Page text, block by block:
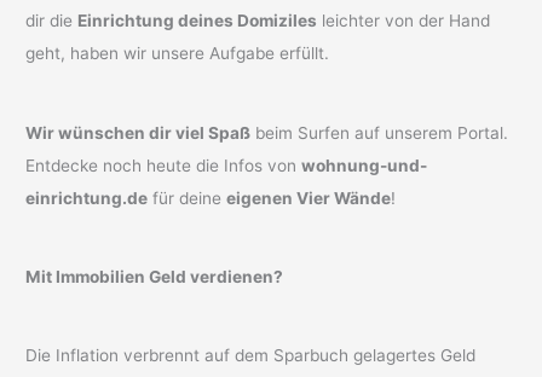
dir die Einrichtung deines Domiziles leichter von der Hand
geht, haben wir unsere Aufgabe erfüllt.
Wir wünschen dir viel Spaß beim Surfen auf unserem Portal.
Entdecke noch heute die Infos vonwohnung-und-
einrichtung.de für deineeigenen Vier Wände!
Mit Immobilien Geld verdienen?
Die Inflation verbrennt auf dem Sparbuch gelagertes Geld